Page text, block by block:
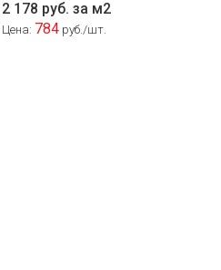
2 178 руб. за м2
Цена: 784 руб./шт.